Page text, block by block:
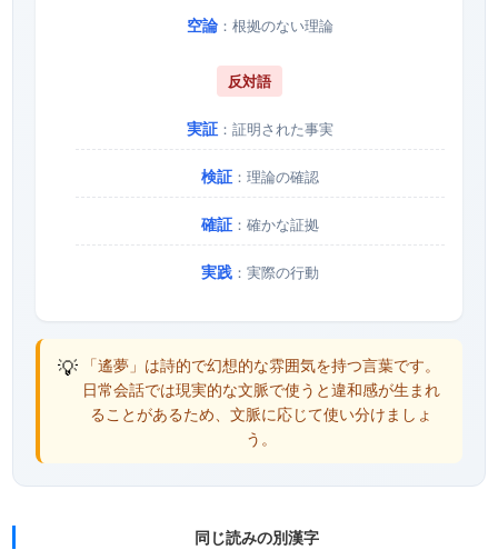
空論 ：根拠のない理論
反対語
実証 ：証明された事実
検証 ：理論の確認
確証 ：確かな証拠
実践 ：実際の行動
💡 「遙夢」は詩的で幻想的な雰囲気を持つ言葉です。
日常会話では現実的な文脈で使うと違和感が生まれ
ることがあるため、文脈に応じて使い分けましょ
う。
同じ読みの別漢字